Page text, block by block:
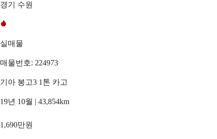
경기 수원
실매물
매물번호: 224973
기아 봉고3 1톤 카고
19년 10월 | 43,854km
1,690만원